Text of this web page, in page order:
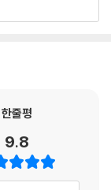
수도 있다.
는 사물의 고유한
것처럼 살아가는
눈을 돌리고, 모두
술사가 우리에게
명훈(소설가)
는 과정 또한 변화
한줄평
9.8